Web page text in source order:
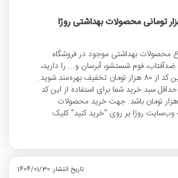
محصولات بهداشتی موجود در فروشگاه
ضدآفتاب، فوم شستشو، آبرسان و... را دارید،
می‌توانید با ثبت این کد از 80 هزار تومان تخفیف بهره‌مند شوید.
سبد خرید شما برای استفاده از این کد
تخفیف باید 750 هزار تومان باشد. جهت خرید محصولات
وب‌سایت روژا بر روی "خرید کنید" کلیک
تاریخ انتشار: 1404/01/30